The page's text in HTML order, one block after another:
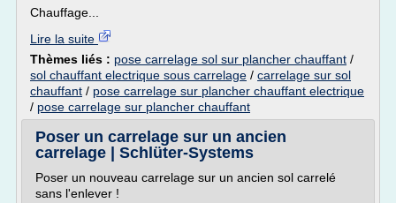
Chauffage...
Lire la suite
Thèmes liés : pose carrelage sol sur plancher chauffant /
sol chauffant electrique sous carrelage / carrelage sur sol
chauffant / pose carrelage sur plancher chauffant electrique
/ pose carrelage sur plancher chauffant
Poser un carrelage sur un ancien
carrelage | Schlüter-Systems
Poser un nouveau carrelage sur un ancien sol carrelé
sans l'enlever !